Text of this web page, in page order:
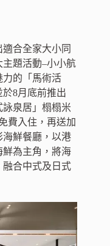
合全家大小同
題活動–小小航
力的「馬術活
8月底前推出
詠泉居」榻榻米
費入住，再送加
海鮮餐廳，以港
鮮為主角，將海
融合中式及日式